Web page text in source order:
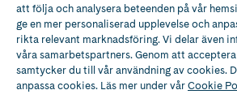
Apotek med tillstånd
av Läkemedelsverket
att följa och analysera beteenden på vår
ge en mer personaliserad upplevelse och
rikta relevant marknadsföring. Vi delar även
våra samarbetspartners. Genom att
samtycker du till vår användning av cookies.
anpassa cookies. Läs mer under vårCookie